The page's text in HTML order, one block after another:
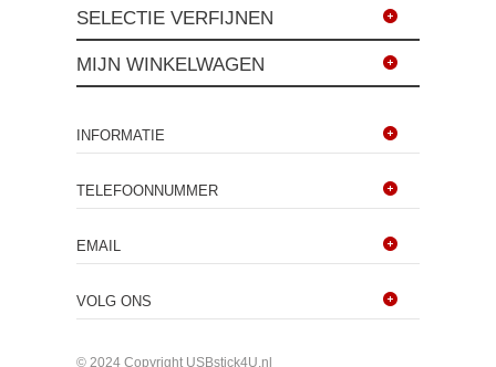
SELECTIE VERFIJNEN
MIJN WINKELWAGEN
INFORMATIE
TELEFOONNUMMER
EMAIL
VOLG ONS
© 2024 Copyright USBstick4U.nl